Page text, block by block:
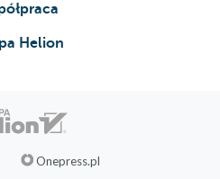
Helion
Onepress.pl